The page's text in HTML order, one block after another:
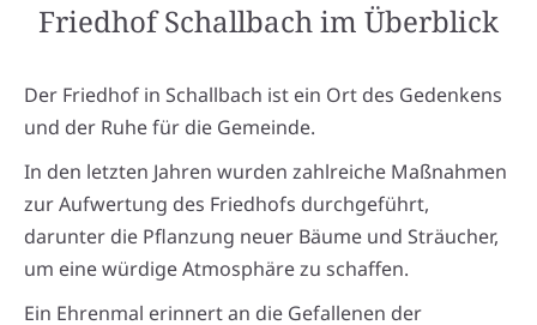
Friedhof Schallbachim Überblick
Der Friedhof in Schallbach ist ein Ort des Gedenkens
und der Ruhe für die Gemeinde.
In den letzten Jahren wurden zahlreiche Maßnahmen
zur Aufwertung des Friedhofs durchgeführt,
darunter die Pflanzung neuer Bäume und Sträucher,
um eine würdige Atmosphäre zu schaffen.
Ein Ehrenmal erinnert an die Gefallenen der